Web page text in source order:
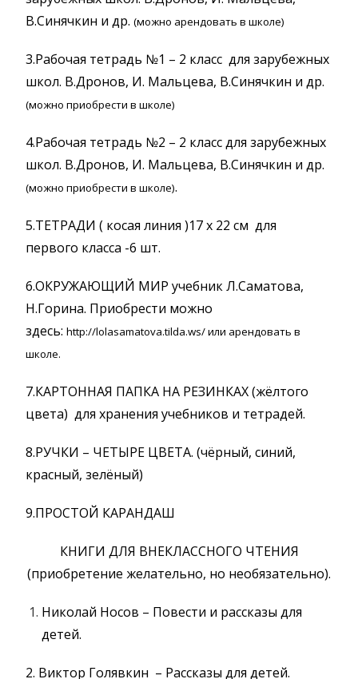
В.Синячкин и др.(можно арендовать в школе)
3.Рабочая тетрадь №1 – 2 класс для зарубежных
школ. В.Дронов, И. Мальцева, В.Синячкин и др.
(можно приобрести в школе)
4.Рабочая тетрадь №2 – 2 классдля зарубежных
школ. В.Дронов, И. Мальцева, В.Синячкин и др.
(можно приобрести в школе).
5.ТЕТРАДИ ( косая линия )17 х 22 см для
первого класса -6 шт.
6.ОКРУЖАЮЩИЙ МИР учебник Л.Саматова,
Н.Горина. Приобрести можно
здесь:http://lolasamatova.tilda.ws/ или арендовать в
школе.
7.КАРТОННАЯ ПАПКА НА РЕЗИНКАХ (жёлтого
цвета) для хранения учебников и тетрадей.
8.РУЧКИ – ЧЕТЫРЕ ЦВЕТА. (чёрный, синий,
красный, зелёный)
9.ПРОСТОЙ КАРАНДАШ
КНИГИ ДЛЯ ВНЕКЛАССНОГО ЧТЕНИЯ
(приобретение желательно, но необязательно).
Николай Носов – Повести и рассказы для
детей.
2. Виктор Голявкин – Рассказы для детей.